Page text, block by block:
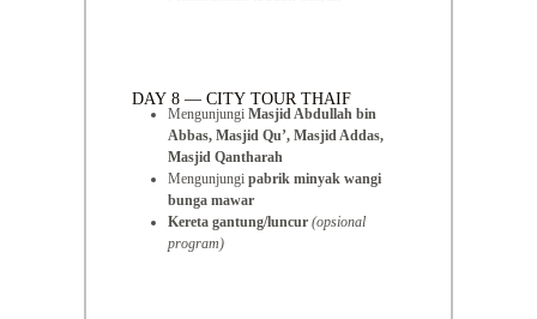
DAY 8 — CITY TOUR THAIF
MengunjungiMasjid Abdullah bin
Abbas, Masjid Qu’, Masjid Addas,
Masjid Qantharah
Mengunjungipabrik minyak wangi
bunga mawar
Kereta gantung/luncur (opsional
program)